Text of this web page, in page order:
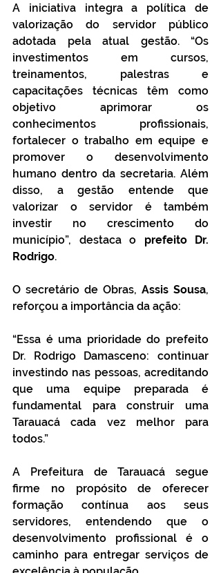
A iniciativa integra a política de
valorização do servidor público
adotada pela atual gestão. “Os
investimentos em cursos,
treinamentos, palestras e
capacitações técnicas têm como
objetivo aprimorar os
conhecimentos profissionais,
fortalecer o trabalho em equipe e
promover o desenvolvimento
humano dentro da secretaria. Além
disso, a gestão entende que
valorizar o servidor é também
investir no crescimento do
município”, destaca o prefeito Dr.
Rodrigo.
O secretário de Obras, Assis Sousa,
reforçou a importância da ação:
“Essa é uma prioridade do prefeito
Dr. Rodrigo Damasceno: continuar
investindo nas pessoas, acreditando
que uma equipe preparada é
fundamental para construir uma
Tarauacá cada vez melhor para
todos.”
A Prefeitura de Tarauacá segue
firme no propósito de oferecer
formação contínua aos seus
servidores, entendendo que o
desenvolvimento profissional é o
caminho para entregar serviços de